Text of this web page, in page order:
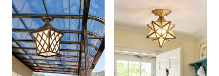
semiempotrado de 5 a 9
pulgadas - Blanco
texturizado 110 A 120 V
esmerilado - 110 A 120 V
36,83 cm Luz cálida